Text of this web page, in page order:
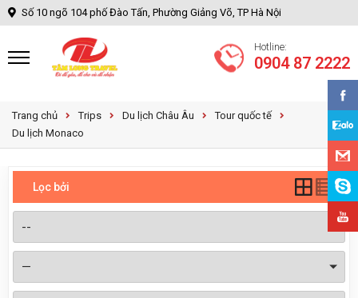
Số 10 ngõ 104 phố Đào Tấn, Phường Giảng Võ, TP Hà Nội
Hotline:
0904 87 2222
Trang chủ Trips Du lịch Châu Âu
Tour quốc tế
Du lịch Monaco
Lọc bởi